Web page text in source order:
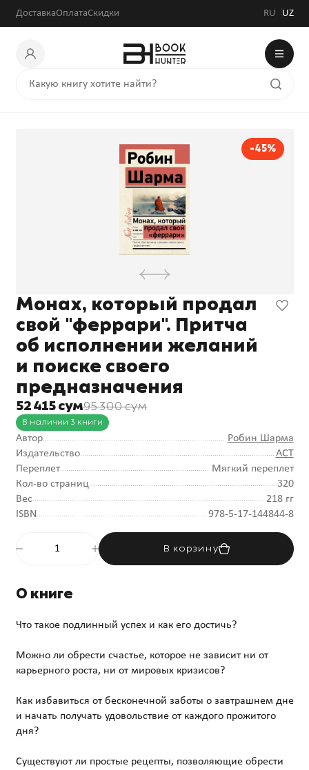
ДоставкаОплатаСкидки RU UZ
-45%
Монах, который продал
свой "феррари". Притча
об исполнении желаний
и поиске своего
предназначения
52 415 сум95 300 сум
В наличии 3 книги
Автор
Робин Шарма
Издательство
АСТ
Переплет
Мягкий переплет
Кол-во страниц
320
Вес
218 гг
ISBN
978-5-17-144844-8
В корзину
О книге
Что такое подлинный успех и как его достичь?
Можно ли обрести счастье, которое не зависит ни от
карьерного роста, ни от мировых кризисов?
Как избавиться от бесконечной заботы о завтрашнем дне
и начать получать удовольствие от каждого прожитого
дня?
Существуют ли простые рецепты, позволяющие обрести